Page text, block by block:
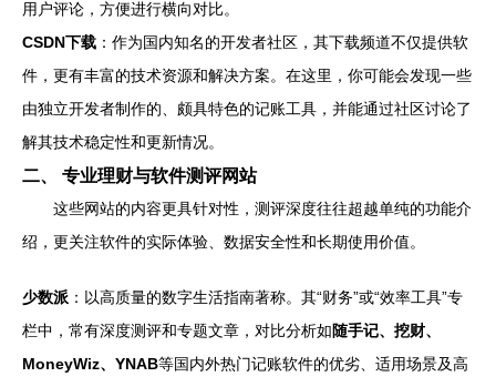
用户评论，方便进行横向对比。
CSDN下载 ：作为国内知名的开发者社区，其下载频道不仅提供软
件，更有丰富的技术资源和解决方案。在这里，你可能会发现一些
由独立开发者制作的、颇具特色的记账工具，并能通过社区讨论了
解其技术稳定性和更新情况。
二、 专业理财与软件测评网站
这些网站的内容更具针对性，测评深度往往超越单纯的功能介
绍，更关注软件的实际体验、数据安全性和长期使用价值。
少数派 ：以高质量的数字生活指南著称。其“财务”或“效率工具”专
栏中，常有深度测评和专题文章，对比分析如随手记、挖财、
MoneyWiz、YNAB等国内外热门记账软件的优劣、适用场景及高